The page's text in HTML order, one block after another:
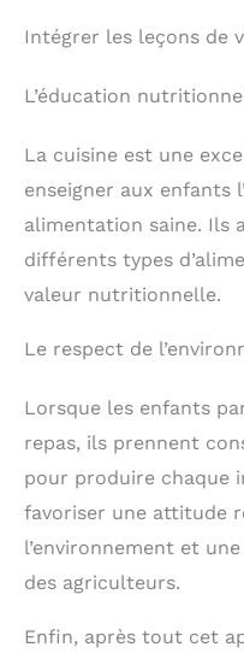
Intégrer les leçons de
L’éducation
La cuisine est une
enseigner aux enfants
alimentation saine. Ils
différents types
valeur nutritionnelle.
Le respect de
Lorsque les enfants
repas, ils prennent
pour produire chaque
favoriser une attitude
l’environnement et
des agriculteurs.
Enfin, après tout cet